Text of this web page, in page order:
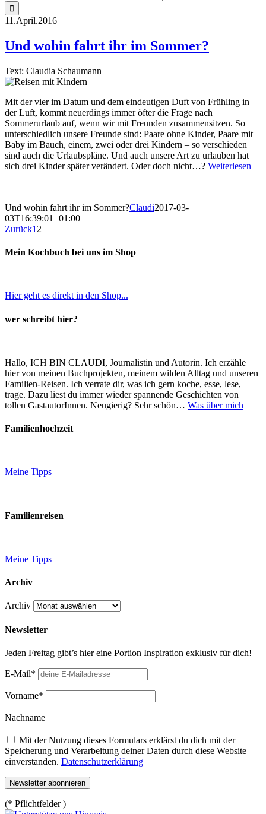
11.April.2016
Und wohin fahrt ihr im Sommer?
Text: Claudia Schaumann
Mit der vier im Datum und dem eindeutigen Duft von Frühling in
der Luft, kommt neuerdings immer öfter die Frage nach
Sommerurlaub auf, wenn wir mit Freunden zusammensitzen. So
unterschiedlich unsere Freunde sind: Paare ohne Kinder, Paare mit
Baby im Bauch, einem, zwei oder drei Kindern – so verschieden
sind auch die Urlaubspläne. Und auch unsere Art zu urlauben hat
sich drei Kinder später verändert. Oder doch nicht…? Weiterlesen
Und wohin fahrt ihr im Sommer?Claudi2017-03-
03T16:39:01+01:00
Zurück1 2
Mein Kochbuch bei uns im Shop
Hier geht es direkt in den Shop...
wer schreibt hier?
Hallo, ICH BIN CLAUDI, Journalistin und Autorin. Ich erzähle
hier von meinen Buchprojekten, meinem wilden Alltag und unseren
Familien-Reisen. Ich verrate dir, was ich gern koche, esse, lese,
trage. Dazu liest du immer wieder spannende Geschichten von
tollen GastautorInnen. Neugierig? Sehr schön… Was über mich
Familienhochzeit
Meine Tipps
Familienreisen
Meine Tipps
Archiv
Archiv
Newsletter
Jeden Freitag gibt’s hier eine Portion Inspiration exklusiv für dich!
E-Mail*
Vorname*
Nachname
Mit der Nutzung dieses Formulars erklärst du dich mit der
Speicherung und Verarbeitung deiner Daten durch diese Website
einverstanden. Datenschutzerklärung
(* Pflichtfelder )